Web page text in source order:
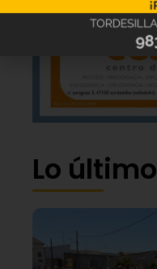
Lo último